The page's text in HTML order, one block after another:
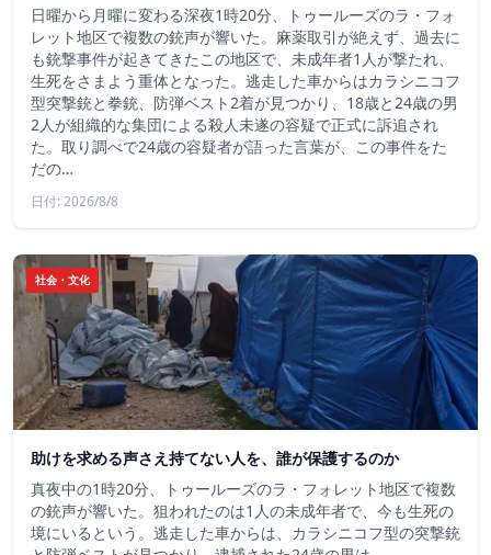
日曜から月曜に変わる深夜1時20分、トゥールーズのラ・フォ
レット地区で複数の銃声が響いた。麻薬取引が絶えず、過去に
も銃撃事件が起きてきたこの地区で、未成年者1人が撃たれ、
生死をさまよう重体となった。逃走した車からはカラシニコフ
型突撃銃と拳銃、防弾ベスト2着が見つかり、18歳と24歳の男
2人が組織的な集団による殺人未遂の容疑で正式に訴追され
た。取り調べで24歳の容疑者が語った言葉が、この事件をた
だの…
日付: 2026/8/8
社会・文化
助けを求める声さえ持てない人を、誰が保護するのか
真夜中の1時20分、トゥールーズのラ・フォレット地区で複数
の銃声が響いた。狙われたのは1人の未成年者で、今も生死の
境にいるという。逃走した車からは、カラシニコフ型の突撃銃